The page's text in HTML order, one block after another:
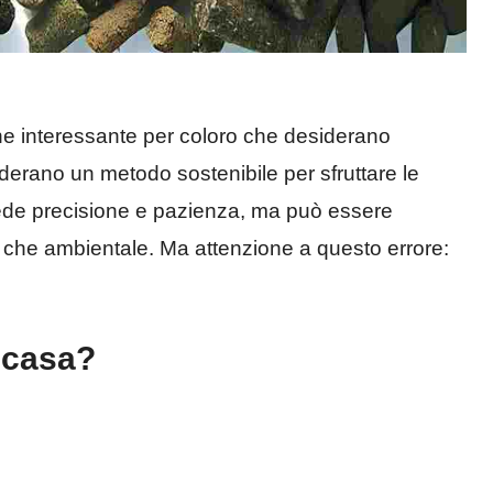
interessante per coloro che desiderano
un metodo sostenibile per sfruttare le
precisione e pazienza, ma può essere
ambientale. Ma attenzione a questo errore: